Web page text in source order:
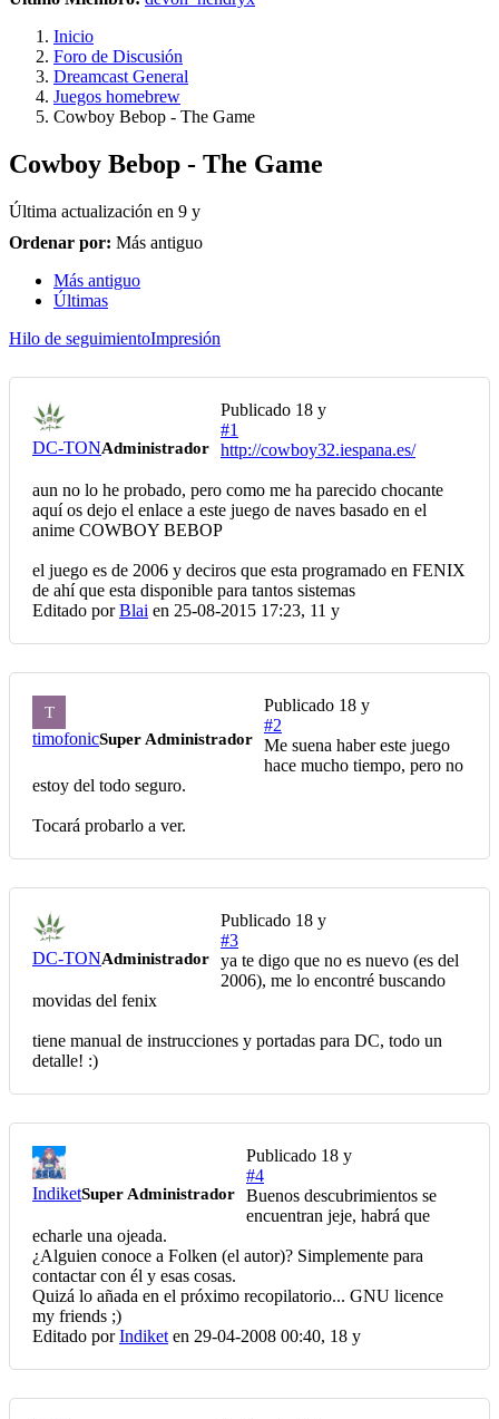
Inicio
Foro de Discusión
Dreamcast General
Juegos homebrew
Cowboy Bebop - The Game
Cowboy Bebop - The Game
Última actualización en 9 y
Ordenar por: Más antiguo
Más antiguo
Últimas
Hilo de seguimientoImpresión
DC-TONAdministrador
Publicado 18 y
#1
http://cowboy32.iespana.es/
aun no lo he probado, pero como me ha parecido chocante
aquí os dejo el enlace a este juego de naves basado en el
anime COWBOY BEBOP
el juego es de 2006 y deciros que esta programado en FENIX
de ahí que esta disponible para tantos sistemas
Editado porBlai en 25-08-2015 17:23, 11 y
T
timofonicSuper Administrador
Publicado 18 y
#2
Me suena haber este juego
hace mucho tiempo, pero no
estoy del todo seguro.
Tocará probarlo a ver.
DC-TONAdministrador
Publicado 18 y
#3
ya te digo que no es nuevo (es del
2006), me lo encontré buscando
movidas del fenix
tiene manual de instrucciones y portadas para DC, todo un
detalle! :)
IndiketSuper Administrador
Publicado 18 y
#4
Buenos descubrimientos se
encuentran jeje, habrá que
echarle una ojeada.
¿Alguien conoce a Folken (el autor)? Simplemente para
contactar con él y esas cosas.
Quizá lo añada en el próximo recopilatorio... GNU licence
my friends ;)
Editado porIndiket en 29-04-2008 00:40, 18 y